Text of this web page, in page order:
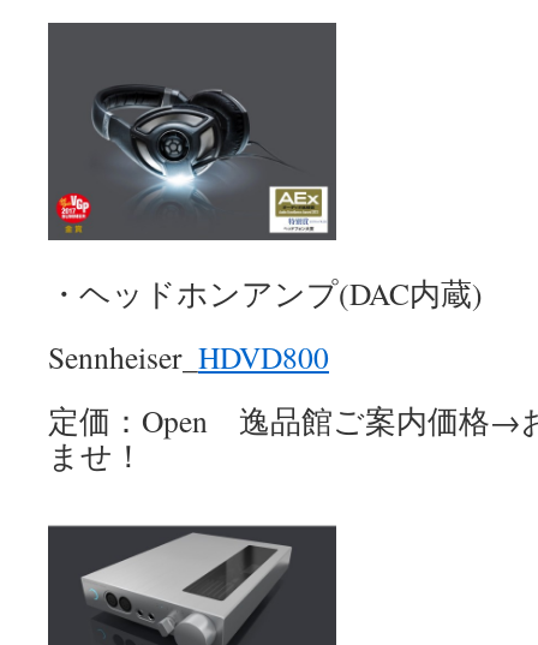
・ヘッドホンアンプ(DAC内蔵)
Sennheiser_ HDVD800
定価：Open 逸品館ご案内価格→
ませ！